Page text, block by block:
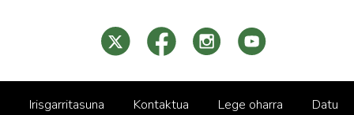
Irisgarritasuna Kontaktua Lege oharra Datu